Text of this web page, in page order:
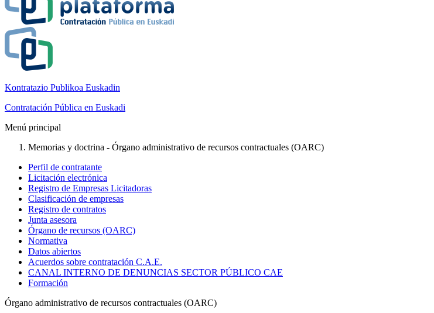
Kontratazio Publikoa Euskadin
Contratación Pública en Euskadi
Menú principal
Memorias y doctrina - Órgano administrativo de recursos contractuales (OARC)
Perfil de contratante
Licitación electrónica
Registro de Empresas Licitadoras
Clasificación de empresas
Registro de contratos
Junta asesora
Órgano de recursos (OARC)
Normativa
Datos abiertos
Acuerdos sobre contratación C.A.E.
CANAL INTERNO DE DENUNCIAS SECTOR PÚBLICO CAE
Formación
Órgano administrativo de recursos contractuales (OARC)